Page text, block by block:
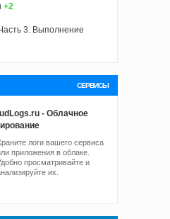
+2
3. Выполнение
СЕРВИСЫ
- Облачное
логи вашего сервиса
приложения в облаке.
просматривайте и
их.